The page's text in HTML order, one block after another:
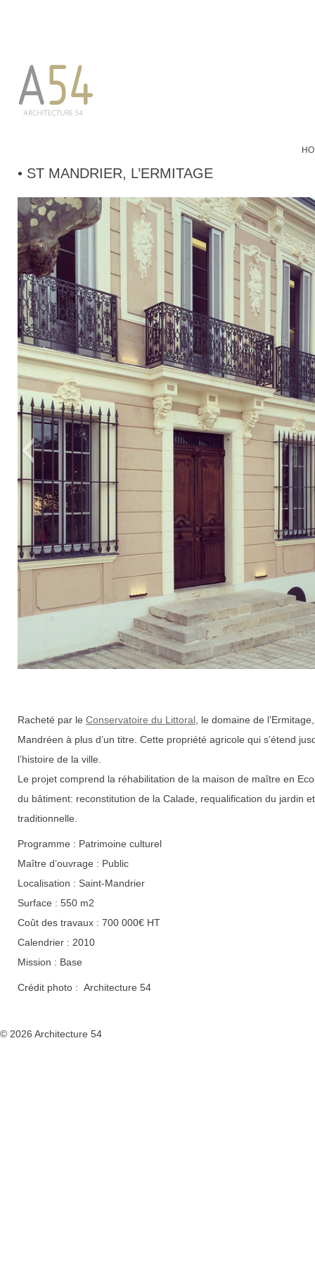
• ST MANDRIER, L’ERMITAGE
Racheté par le Conservatoire du Littoral , le domaine de
Mandréen à plus d’un titre. Cette propriété agricole qui s’étend
l’histoire de la ville.
Le projet comprend la réhabilitation de la maison de maître en
du bâtiment: reconstitution de la Calade, requalification du jardin
traditionnelle.
Programme : Patrimoine culturel
Maître d’ouvrage : Public
Localisation : Saint-Mandrier
Surface : 550 m2
Coût des travaux : 700 000€ HT
Calendrier : 2010
Mission : Base
Crédit photo : Architecture 54
© 2026 Architecture 54